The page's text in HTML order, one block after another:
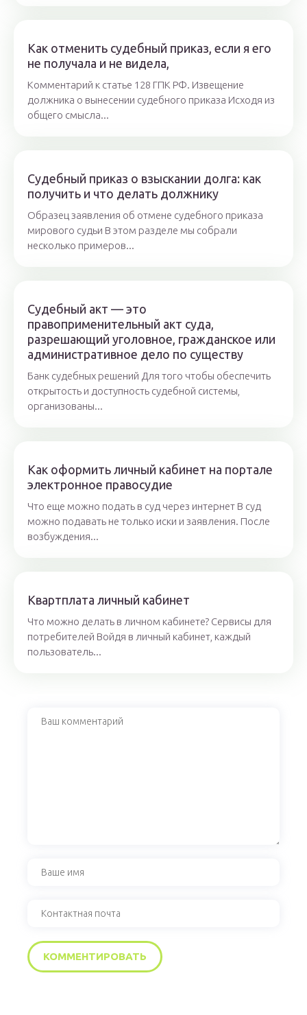
Как отменить судебный приказ, если я его
не получала и не видела,
Комментарий к статье 128 ГПК РФ. Извещение
должника о вынесении судебного приказа Исходя из
общего смысла...
Судебный приказ о взыскании долга: как
получить и что делать должнику
Образец заявления об отмене судебного приказа
мирового судьи В этом разделе мы собрали
несколько примеров...
Судебный акт — это
правоприменительный акт суда,
разрешающий уголовное, гражданское или
административное дело по существу
Банк судебных решений Для того чтобы обеспечить
открытость и доступность судебной системы,
организованы...
Как оформить личный кабинет на портале
электронное правосудие
Что еще можно подать в суд через интернет В суд
можно подавать не только иски и заявления. После
возбуждения...
Квартплата личный кабинет
Что можно делать в личном кабинете? Сервисы для
потребителей Войдя в личный кабинет, каждый
пользователь...